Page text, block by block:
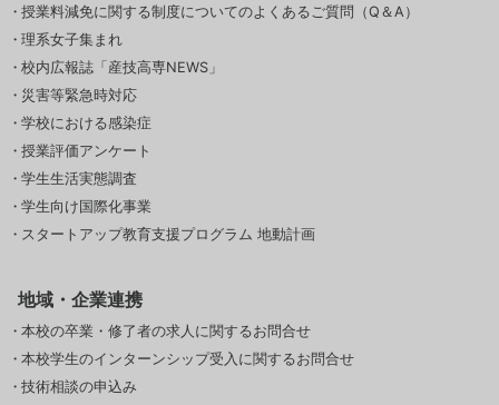
授業料減免に関する制度についてのよくあるご質問（Q＆A）
理系女子集まれ
校内広報誌「産技高専NEWS」
災害等緊急時対応
学校における感染症
授業評価アンケート
学生生活実態調査
学生向け国際化事業
スタートアップ教育支援プログラム 地動計画
地域・企業連携
本校の卒業・修了者の求人に関するお問合せ
本校学生のインターンシップ受入に関するお問合せ
技術相談の申込み